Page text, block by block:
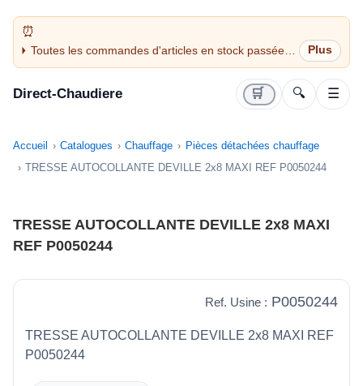
Toutes les commandes d'articles en stock passées
avant 14H sont expédiées le jour même (jours
Direct-Chaudiere 🛒 🔍 ☰
Accueil Catalogues Chauffage
Pièces détachées chauffage
TRESSE AUTOCOLLANTE DEVILLE 2x8 MAXI REF P0050244
TRESSE AUTOCOLLANTE DEVILLE 2x8 MAXI
REF P0050244
Ref. Usine : P0050244
TRESSE AUTOCOLLANTE DEVILLE 2x8 MAXI REF
P0050244